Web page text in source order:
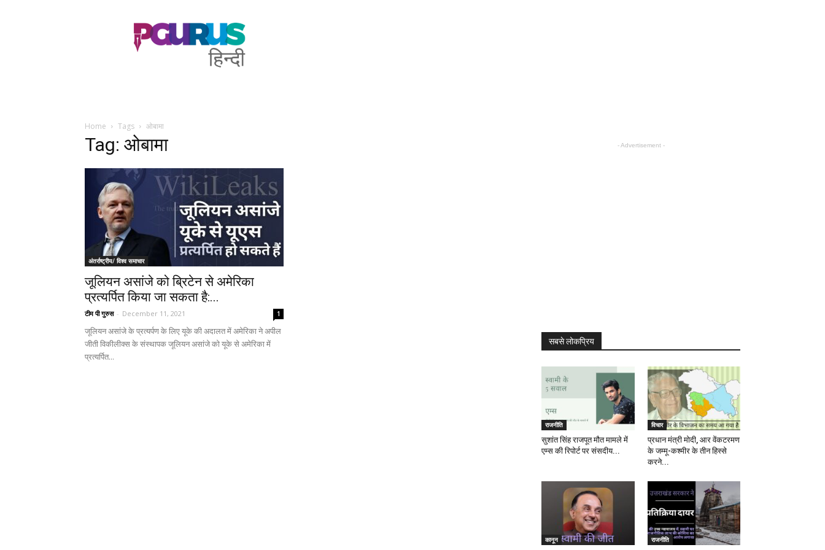
PGurus
Hindi
Home Tags ओबामा
Tag: ओबामा
अंतर्राष्ट्रीय/ विश्व समाचार
जूलियन असांजे को ब्रिटेन से अमेरिका
प्रत्यर्पित किया जा सकता है:...
टीम पी गुरुस - December 11, 2021 1
जूलियन असांजे के प्रत्यर्पण के लिए यूके की अदालत में अमेरिका ने अपील
जीती विकीलीक्स के संस्थापक जूलियन असांजे को यूके से अमेरिका में
प्रत्यर्पित...
- Advertisement -
सबसे लोकप्रिय
राजनीति
सुशांत सिंह राजपूत मौत मामले में
एम्स की रिपोर्ट पर संसदीय...
विचार
प्रधान मंत्री मोदी, आर वेंकटरमण
के जम्मू-कश्मीर के तीन हिस्से
करने...
कानून राजनीति